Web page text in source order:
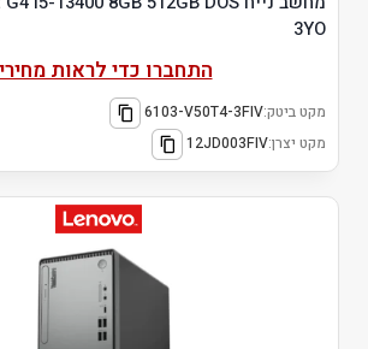
3YO
התחברו כדי לראות
מקט ביטק:6103-V50T4-3FIV
מקט יצרן:12JD003FIV